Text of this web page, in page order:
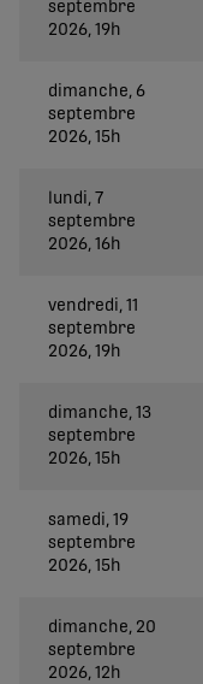
septembre
2026, 19h
dimanche, 6
septembre
2026, 15h
lundi, 7
septembre
2026, 16h
vendredi, 11
septembre
2026, 19h
dimanche, 13
septembre
2026, 15h
samedi, 19
septembre
2026, 15h
dimanche, 20
septembre
2026, 12h